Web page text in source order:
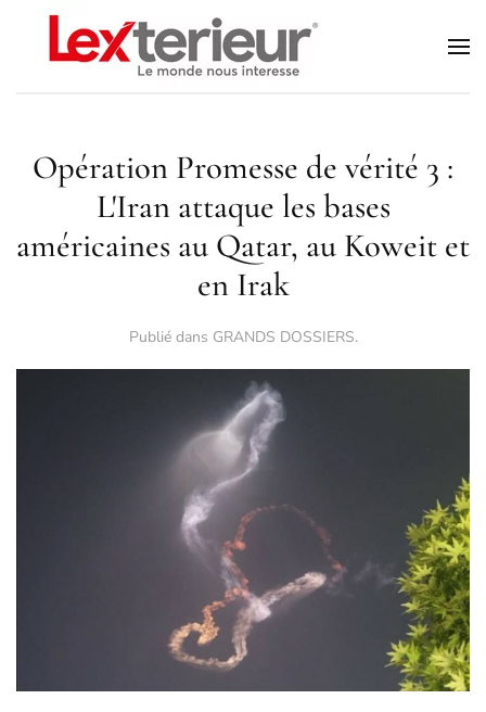
Accéder au contenu principal
Opération Promesse de vérité 3 :
L'Iran attaque les bases
américaines au Qatar, au Koweit et
en Irak
Publié dans GRANDS DOSSIERS.